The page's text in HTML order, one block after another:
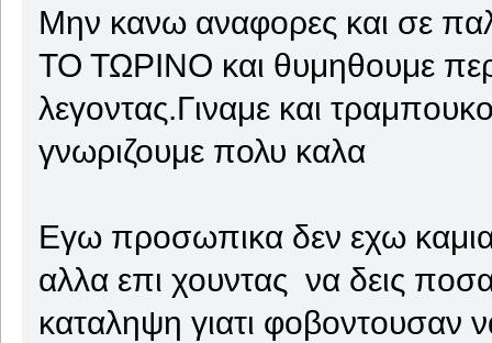
Μην κανω αναφορες και σε
ΤΟ ΤΩΡΙΝΟ και θυμηθουμε
λεγοντας.Γιναμε και
γνωριζουμε πολυ καλα
Εγω προσωπικα δεν εχω
αλλα επι χουντας να δεις
καταληψη γιατι